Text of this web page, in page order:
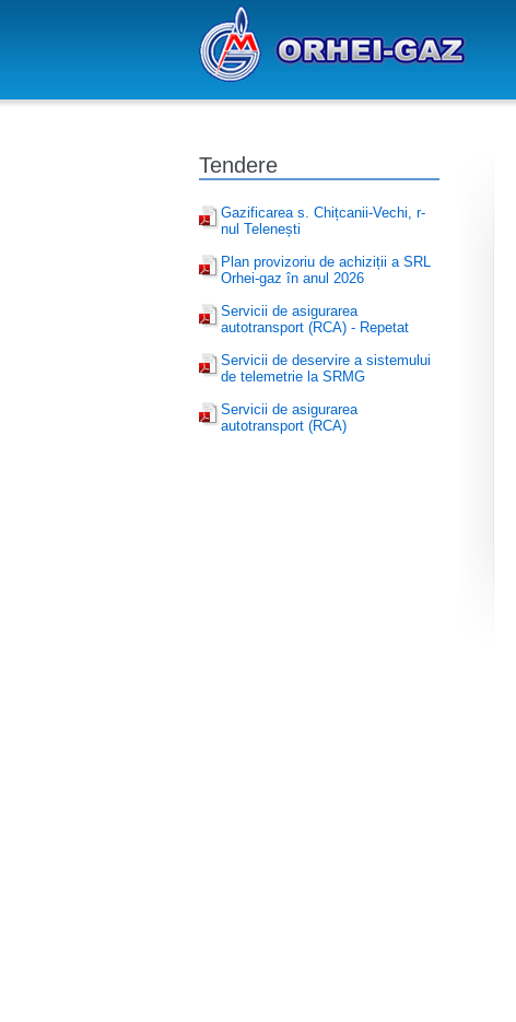
Tendere
Gazificarea s. Chițcanii-Vechi, r-
nul Telenești
Plan provizoriu de achiziții a SRL
Orhei-gaz în anul 2026
Servicii de asigurarea
autotransport (RCA) - Repetat
Servicii de deservire a sistemului
de telemetrie la SRMG
Servicii de asigurarea
autotransport (RCA)